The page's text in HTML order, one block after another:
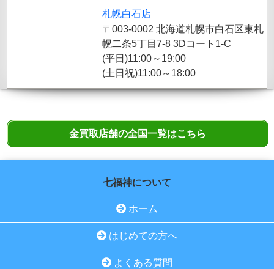
札幌白石店
〒003-0002 北海道札幌市白石区東札
幌二条5丁目7-8 3Dコート1-C
(平日)11:00～19:00
(土日祝)11:00～18:00
金買取店舗の全国一覧はこちら
七福神について
ホーム
はじめての方へ
よくある質問